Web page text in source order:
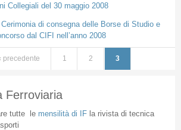
Collegiali del 30 maggio 2008
di consegna delle Borse di Studio e
dal CIFI nell’anno 2008
precedente 1 2 3
Ferroviaria
tuttele mensilità di IFla rivista di tecnica